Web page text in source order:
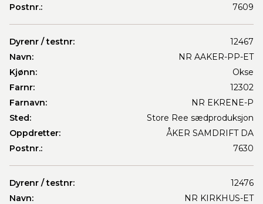
Postnr.:
7609
Dyrenr / testnr:
12467
Navn:
NR AAKER-PP-ET
Kjønn:
Okse
Farnr:
12302
Farnavn:
NR EKRENE-P
Sted:
Store Ree sædproduksjon
Oppdretter:
ÅKER SAMDRIFT DA
Postnr.:
7630
Dyrenr / testnr:
12476
Navn:
NR KIRKHUS-ET